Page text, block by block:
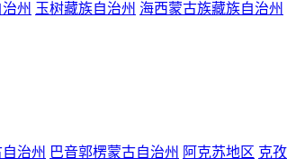
州 玉树藏族自治州 海西蒙古族藏族自治州
治州 巴音郭楞蒙古自治州 阿克苏地区 克